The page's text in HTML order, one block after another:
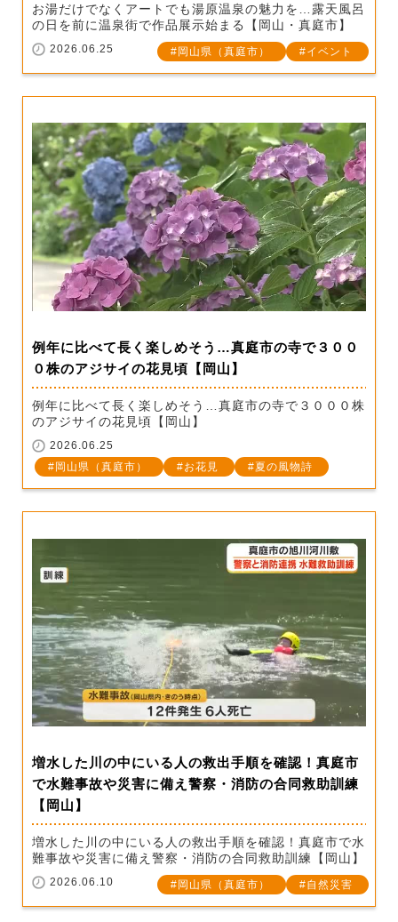
お湯だけでなくアートでも湯原温泉の魅力を…露天風呂
の日を前に温泉街で作品展示始まる【岡山・真庭市】
2026.06.25 岡山県（真庭市） イベント
例年に比べて長く楽しめそう…真庭市の寺で３００
０株のアジサイの花見頃【岡山】
例年に比べて長く楽しめそう…真庭市の寺で３０００株
のアジサイの花見頃【岡山】
2026.06.25
岡山県（真庭市）
お花見 夏の風物詩
増水した川の中にいる人の救出手順を確認！真庭市
で水難事故や災害に備え警察・消防の合同救助訓練
【岡山】
増水した川の中にいる人の救出手順を確認！真庭市で水
難事故や災害に備え警察・消防の合同救助訓練【岡山】
2026.06.10 岡山県（真庭市） 自然災害